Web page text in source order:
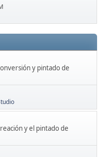
y pintado de
y el pintado de